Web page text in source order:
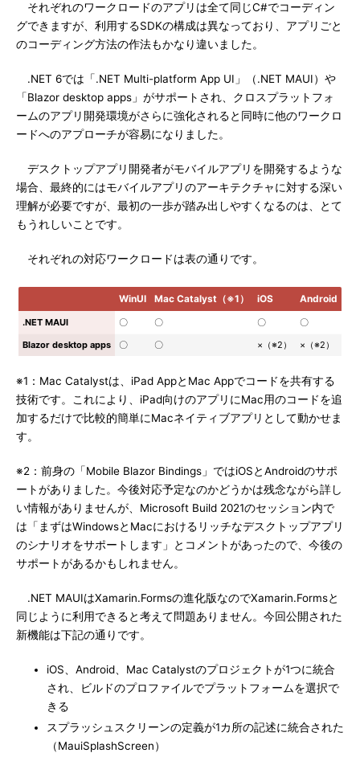
それぞれのワークロードのアプリは全て同じC#でコーディン
グできますが、利用するSDKの構成は異なっており、アプリごと
のコーディング方法の作法もかなり違いました。
.NET 6では「.NET Multi-platform App UI」（.NET MAUI）や
「Blazor desktop apps」がサポートされ、クロスプラットフォ
ームのアプリ開発環境がさらに強化されると同時に他のワークロ
ードへのアプローチが容易になりました。
デスクトップアプリ開発者がモバイルアプリを開発するような
場合、最終的にはモバイルアプリのアーキテクチャに対する深い
理解が必要ですが、最初の一歩が踏み出しやすくなるのは、とて
もうれしいことです。
それぞれの対応ワークロードは表の通りです。
WinUI Mac Catalyst（※1） iOS Android
.NET MAUI 〇 〇 〇
〇
Blazor desktop apps
〇 〇 ×（※2） ×（※2）
※1：Mac Catalystは、iPad AppとMac Appでコードを共有する
技術です。これにより、iPad向けのアプリにMac用のコードを追
加するだけで比較的簡単にMacネイティブアプリとして動かせま
す。
※2：前身の「Mobile Blazor Bindings」ではiOSとAndroidのサポ
ートがありました。今後対応予定なのかどうかは残念ながら詳し
い情報がありませんが、Microsoft Build 2021のセッション内で
は「まずはWindowsとMacにおけるリッチなデスクトップアプリ
のシナリオをサポートします」とコメントがあったので、今後の
サポートがあるかもしれません。
.NET MAUIはXamarin.Formsの進化版なのでXamarin.Formsと
同じように利用できると考えて問題ありません。今回公開された
新機能は下記の通りです。
iOS、Android、Mac Catalystのプロジェクトが1つに統合
され、ビルドのプロファイルでプラットフォームを選択で
きる
スプラッシュスクリーンの定義が1カ所の記述に統合された
（MauiSplashScreen）